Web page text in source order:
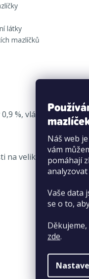
Náš web
vám
pomáhají
Vaše data
se o to,
zde.
látky
mazlíčků
%, vláknina 10,0 %,
na velikosti